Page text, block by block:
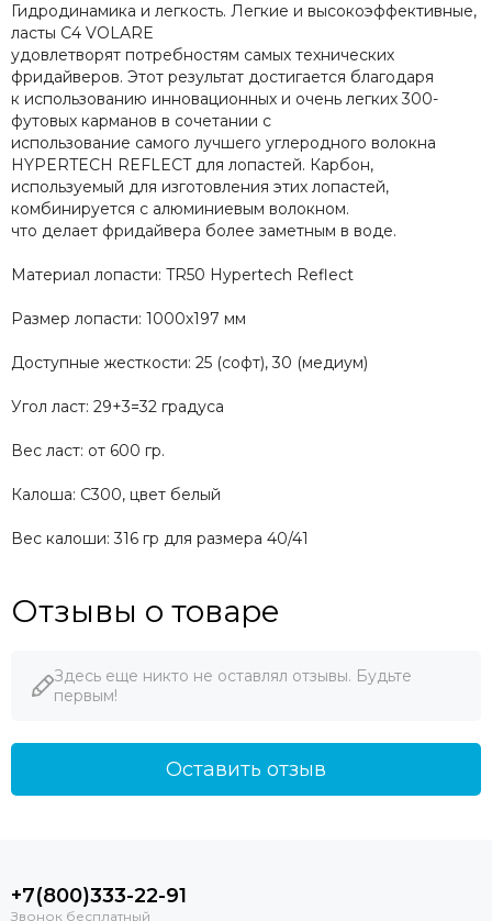
Гидродинамика и легкость. Легкие и высокоэффективные,
ласты С4 VOLARE
удовлетворят потребностям самых технических
фридайверов. Этот результат достигается благодаря
к использованию инновационных и очень легких 300-
футовых карманов в сочетании с
использование самого лучшего углеродного волокна
HYPERTECH REFLECT для лопастей. Карбон,
используемый для изготовления этих лопастей,
комбинируется с алюминиевым волокном.
что делает фридайвера более заметным в воде.
Материал лопасти: TR50 Hypertech Reflect
Размер лопасти: 1000х197 мм
Доступные жесткости: 25 (софт), 30 (медиум)
Угол ласт: 29+3=32 градуса
Вес ласт: от 600 гр.
Калоша: С300, цвет белый
Вес калоши: 316 гр для размера 40/41
Отзывы о товаре
Здесь еще никто не оставлял отзывы. Будьте
первым!
Оставить отзыв
+7(800)333-22-91